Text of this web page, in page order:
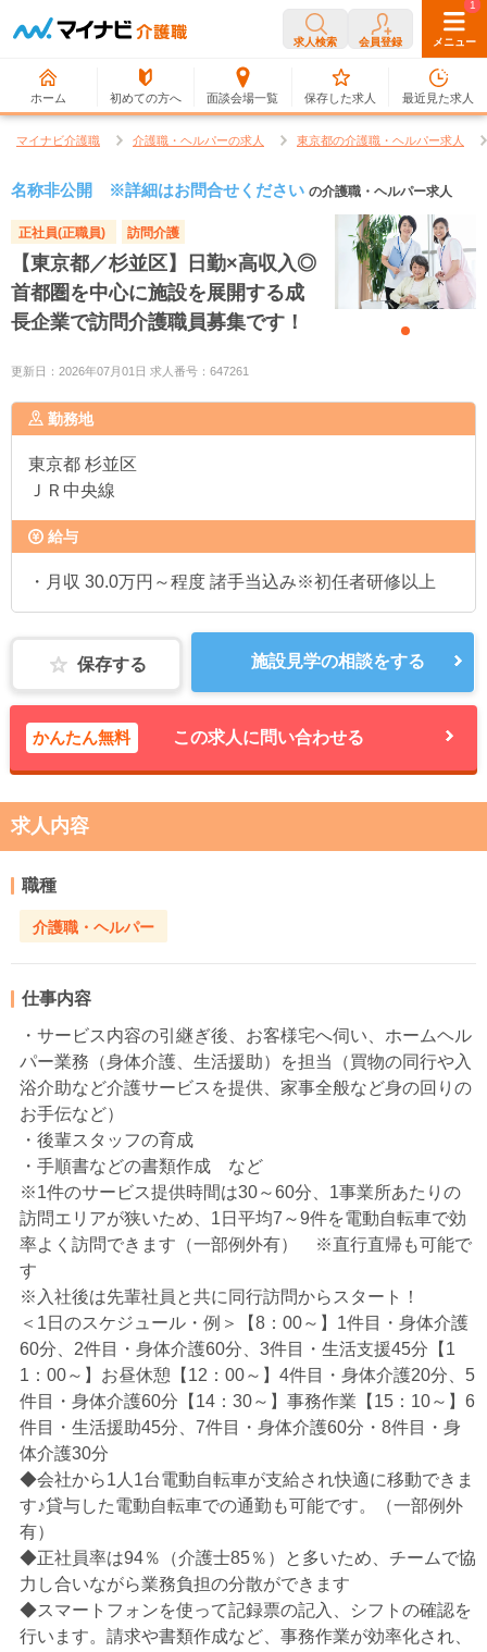
求人検索 会員登録 メニュー
ホーム 初めての方へ 面談会場一覧
0
保存した求人
1
最近見た求人
マイナビ介護職 介護職・ヘルパーの求人 東京都の介護職・ヘルパー求人
名称非公開 ※詳細はお問合せください の介護職・ヘルパー求人
正社員(正職員) 訪問介護
【東京都／杉並区】日勤×高収入◎
首都圏を中心に施設を展開する成
長企業で訪問介護職員募集です！
更新日：2026年07月01日 求人番号：647261
勤務地
東京都 杉並区
ＪＲ中央線
給与
・月収 30.0万円～程度 諸手当込み※初任者研修以上
保存する 施設見学の相談をする
かんたん無料 この求人に問い合わせる
求人内容
職種
介護職・ヘルパー
仕事内容
・サービス内容の引継ぎ後、お客様宅へ伺い、ホームヘル
パー業務（身体介護、生活援助）を担当（買物の同行や入
浴介助など介護サービスを提供、家事全般など身の回りの
お手伝など）
・後輩スタッフの育成
・手順書などの書類作成 など
※1件のサービス提供時間は30～60分、1事業所あたりの
訪問エリアが狭いため、1日平均7～9件を電動自転車で効
率よく訪問できます（一部例外有） ※直行直帰も可能で
す
※入社後は先輩社員と共に同行訪問からスタート！
＜1日のスケジュール・例＞【8：00～】1件目・身体介護
60分、2件目・身体介護60分、3件目・生活支援45分【1
1：00～】お昼休憩【12：00～】4件目・身体介護20分、5
件目・身体介護60分【14：30～】事務作業【15：10～】6
件目・生活援助45分、7件目・身体介護60分・8件目・身
体介護30分
◆会社から1人1台電動自転車が支給され快適に移動できま
す♪貸与した電動自転車での通勤も可能です。（一部例外
有）
◆正社員率は94％（介護士85％）と多いため、チームで協
力し合いながら業務負担の分散ができます
◆スマートフォンを使って記録票の記入、シフトの確認を
行います。請求や書類作成など、事務作業が効率化され、